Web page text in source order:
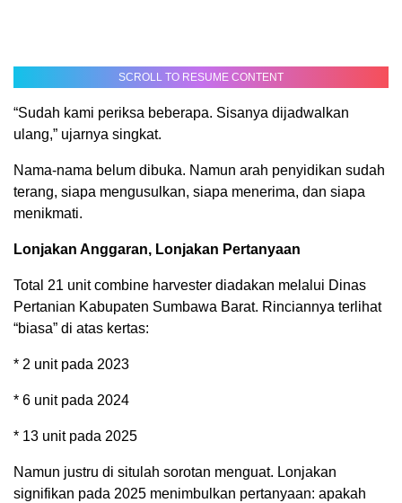
SCROLL TO RESUME CONTENT
“Sudah kami periksa beberapa. Sisanya dijadwalkan
ulang,” ujarnya singkat.
Nama-nama belum dibuka. Namun arah penyidikan sudah
terang, siapa mengusulkan, siapa menerima, dan siapa
menikmati.
Lonjakan Anggaran, Lonjakan Pertanyaan
Total 21 unit combine harvester diadakan melalui Dinas
Pertanian Kabupaten Sumbawa Barat. Rinciannya terlihat
“biasa” di atas kertas:
* 2 unit pada 2023
* 6 unit pada 2024
* 13 unit pada 2025
Namun justru di situlah sorotan menguat. Lonjakan
signifikan pada 2025 menimbulkan pertanyaan: apakah